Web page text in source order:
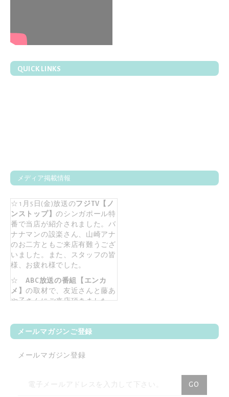
QUICK LINKS
メディア掲載情報
☆ 1月5日(金)放送のフジTV【ノ
ンストップ】のシンガポール特
番で当店が紹介されました。バ
ナナマンの設楽さん、山崎アナ
のお二方ともご来店有難うござ
いました。また、スタッフの皆
様、お疲れ様でした。
☆ABC放送の番組【エンカ
メ】の取材で、友近さんと藤あ
や子さんにご来店頂きました。
☆【
旅行サイト
女子旅プレスの撮影で、モデル
て放映。八光家の皆さん、お買
メールマガジンご登録
メールマガジン登録
GO